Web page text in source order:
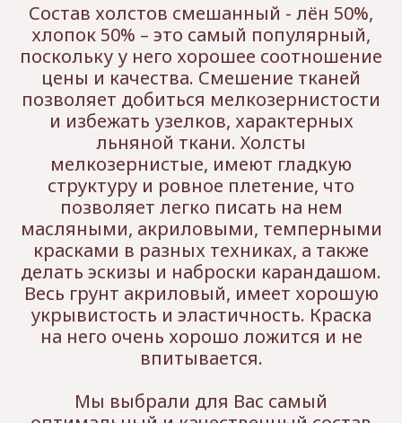
Состав холстов смешанный - лён 50%,
хлопок 50% – это самый популярный,
поскольку у него хорошее соотношение
цены и качества. Смешение тканей
позволяет добиться мелкозернистости
и избежать узелков, характерных
льняной ткани. Холсты
мелкозернистые, имеют гладкую
структуру и ровное плетение, что
позволяет легко писать на нем
масляными, акриловыми, темперными
красками в разных техниках, а также
делать эскизы и наброски карандашом.
Весь грунт акриловый, имеет хорошую
укрывистость и эластичность. Краска
на него очень хорошо ложится и не
впитывается.
Мы выбрали для Вас самый